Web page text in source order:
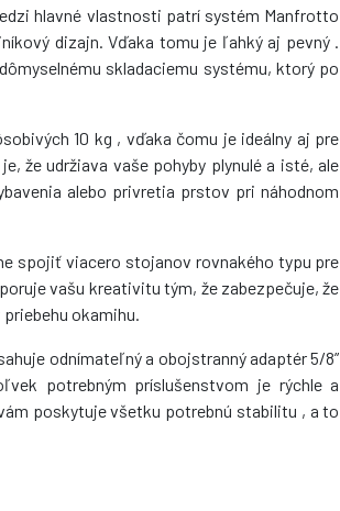
hlavné vlastnosti patrí systém Manfrotto
dizajn. Vďaka tomu je ľahký aj pevný .
skladaciemu systému, ktorý po
10 kg , vďaka čomu je ideálny aj pre
že udržiava vaše pohyby plynulé a isté, ale
alebo privretia prstov pri náhodnom
spojiť viacero stojanov rovnakého typu pre
vašu kreativitu tým, že zabezpečuje, že
okamihu.
odnímateľný a obojstranný adaptér 5/8”
potrebným príslušenstvom je rýchle a
poskytuje všetku potrebnú stabilitu , a to